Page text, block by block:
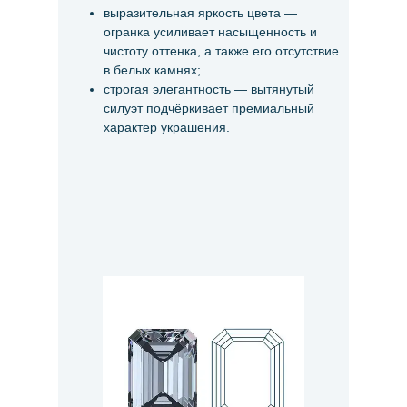
выразительная яркость цвета —
огранка усиливает насыщенность и
чистоту оттенка, а также его отсутствие
в белых камнях;
строгая элегантность — вытянутый
силуэт подчёркивает премиальный
характер украшения.